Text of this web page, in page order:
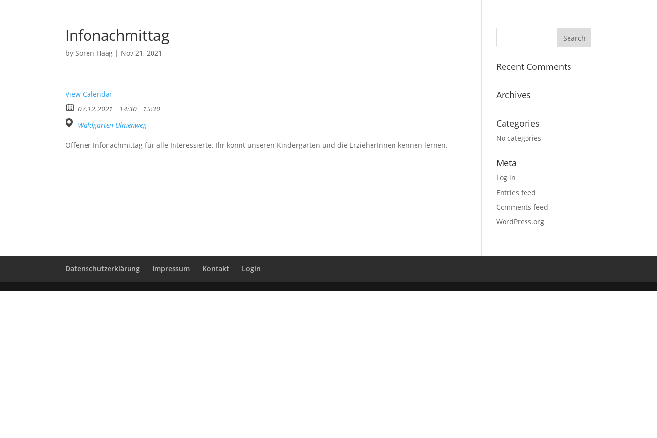
Infonachmittag
bySören Haag | Nov 21, 2021
View Calendar
07.12.2021
14:30 - 15:30
Waldgarten Ulmenweg
Offener Infonachmittag für alle Interessierte. Ihr könnt unseren Kindergarten und die ErzieherInnen kennen lernen.
Recent Comments
Archives
Categories
No categories
Meta
Log in
Entries feed
Comments feed
WordPress.org
Datenschutzerklärung Impressum Kontakt Login